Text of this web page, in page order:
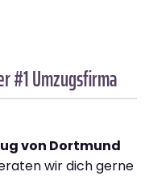
#1 Umzugsfirma
von Dortmund
wir dich gerne